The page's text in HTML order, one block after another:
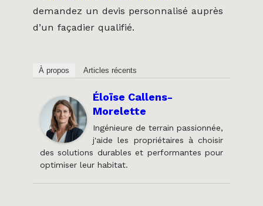
demandez un devis personnalisé auprès
d’un façadier qualifié.
À propos Articles récents
Éloïse Callens-
Morelette
Ingénieure de terrain passionnée,
j'aide les propriétaires à choisir
des solutions durables et performantes pour
optimiser leur habitat.